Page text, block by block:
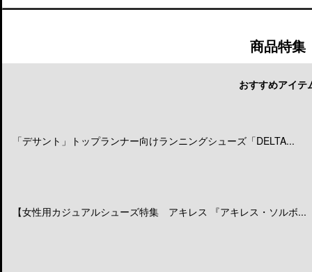
商品特集
おすすめアイテ
「デサント」トップランナー向けランニングシューズ「DELTA...
【女性用カジュアルシューズ特集 アキレス 『アキレス・ソルボ...